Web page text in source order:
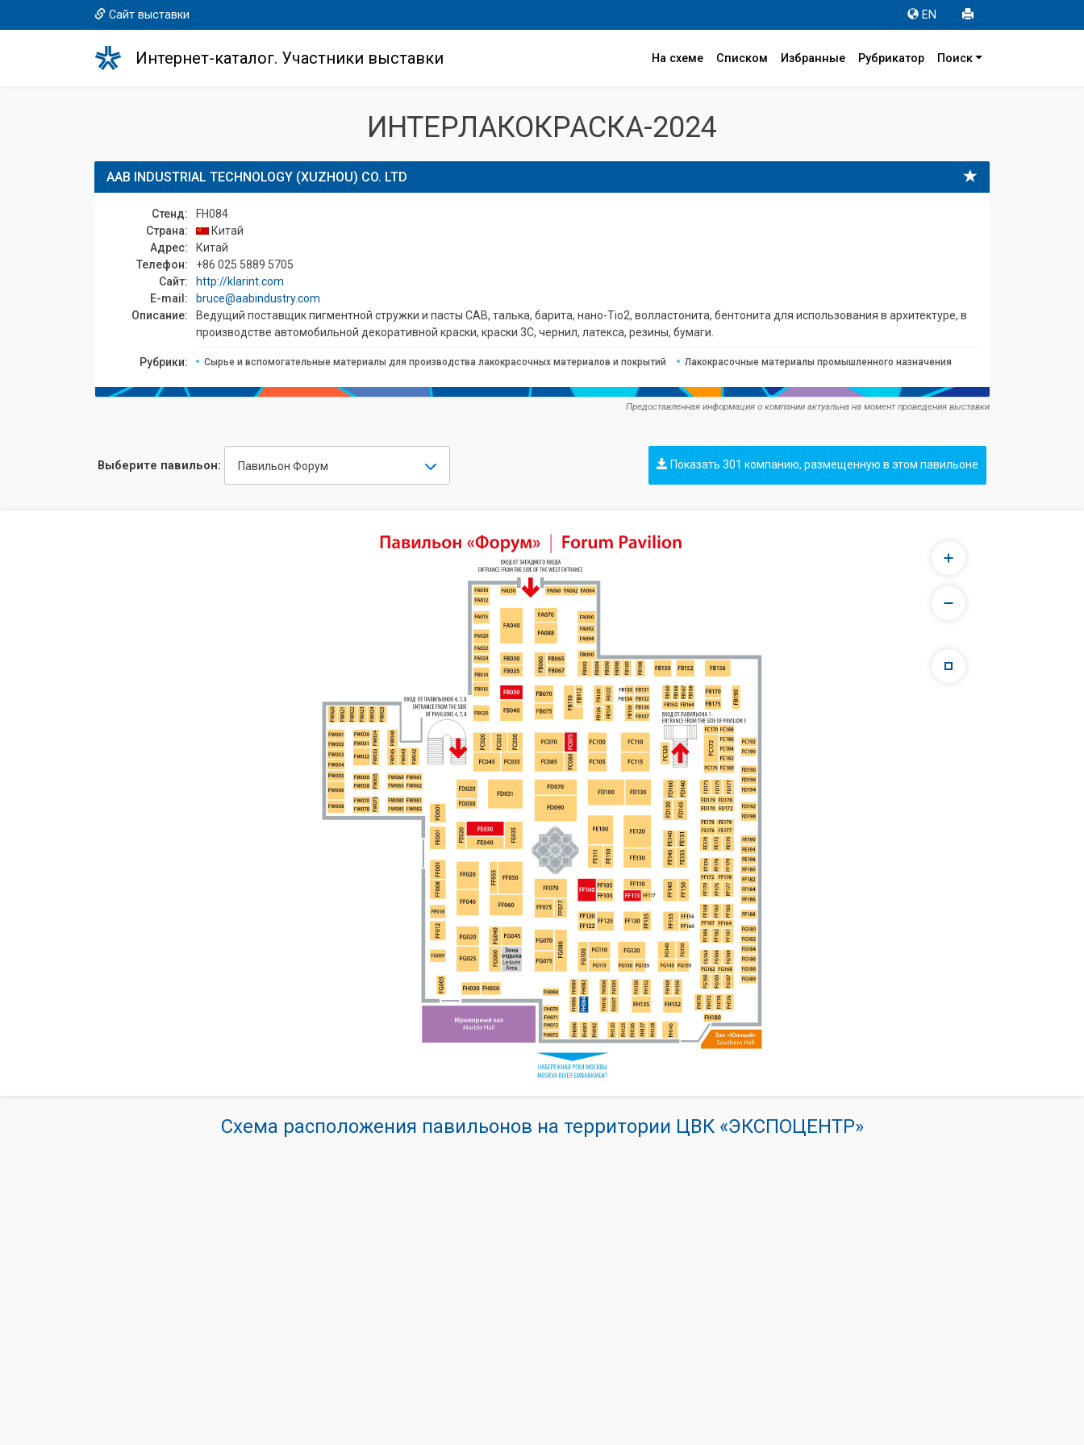
Сайт выставки EN
Интернет-каталог. Участники выставки На схеме Списком Избранные Рубрикатор Поиск
ИНТЕРЛАКОКРАСКА-2024
AAB INDUSTRIAL TECHNOLOGY (XUZHOU) CO. LTD
Стенд:
FH084
Страна:
Китай
Адрес:
Китай
Телефон:
+86 025 5889 5705
Сайт:
http://klarint.com
E-mail:
bruce@aabindustry.com
Описание:
Ведущий поставщик пигментной стружки и пасты CAB, талька, барита, нано-Tio2, волластонита, бентонита для использования в архитектуре, в
производстве автомобильной декоративной краски, краски 3C, чернил, латекса, резины, бумаги.
Рубрики: Сырье и вспомогательные материалы для производства лакокрасочных материалов и покрытий Лакокрасочные материалы промышленного назначения
Предоставленная информация о компании актуальна на момент проведения выставки
Выберите павильон: Павильон Форум Показать 301 компанию, размещенную в этом павильоне
Схема расположения павильонов на территории ЦВК «ЭКСПОЦЕНТР»